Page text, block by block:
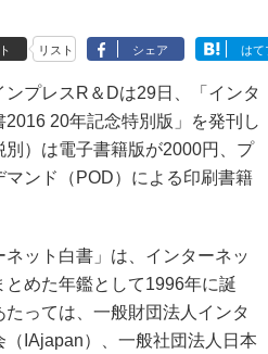
リスト シェア はて
プレスR＆Dは29日、「インタ
2016 20年記念特別版」を発刊し
別）は電子書籍版が2000円、プ
マンド（POD）による印刷書籍
ット白書」は、インターネッ
とめた年鑑として1996年に誕
たっては、一般財団法人インタ
（IAjapan）、一般社団法人日本